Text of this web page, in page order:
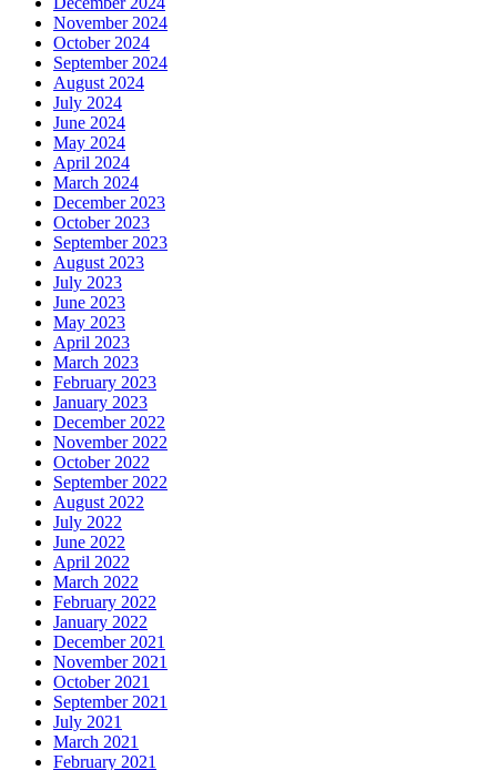
November 2024
October 2024
September 2024
August 2024
July 2024
June 2024
May 2024
April 2024
March 2024
December 2023
October 2023
September 2023
August 2023
July 2023
June 2023
May 2023
April 2023
March 2023
February 2023
January 2023
December 2022
November 2022
October 2022
September 2022
August 2022
July 2022
June 2022
April 2022
March 2022
February 2022
January 2022
December 2021
November 2021
October 2021
September 2021
July 2021
March 2021
February 2021